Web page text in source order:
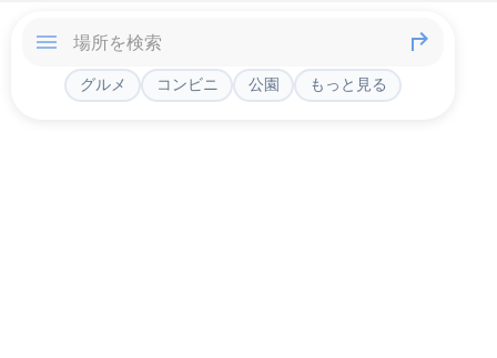
グルメ コンビニ 公園 もっと見る